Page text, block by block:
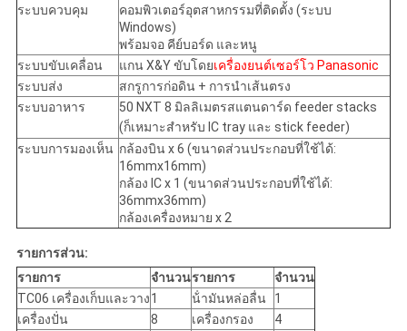
ระบบควบคุม
คอมพิวเตอร์อุตสาหกรรมที่ติดตั้ง (ระบบ
Windows)
พร้อมจอ คีย์บอร์ด และหนู
ระบบขับเคลื่อน
แกน X&Y ขับโดยเครื่องยนต์เซอร์โว Panasonic
ระบบส่ง
สกรูการก่อดิน + การนําเส้นตรง
ระบบอาหาร
50 NXT 8 มิลลิเมตรสแตนดาร์ด feeder stacks
(ก็เหมาะสําหรับ IC tray และ stick feeder)
ระบบการมองเห็น กล้องบิน x 6 (ขนาดส่วนประกอบที่ใช้ได้:
16mmx16mm)
กล้อง IC x 1 (ขนาดส่วนประกอบที่ใช้ได้:
36mmx36mm)
กล้องเครื่องหมาย x 2
รายการส่วน:
รายการ
จํานวนรายการ
จํานวน
TC06 เครื่องเก็บและวาง1 น้ํามันหล่อลื่น
1
เครื่องปั่น
8 เครื่องกรอง
4